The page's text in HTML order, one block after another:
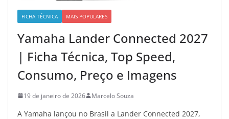
FICHA TÉCNICA MAIS POPULARES
Yamaha Lander Connected 2027
| Ficha Técnica, Top Speed,
Consumo, Preço e Imagens
19 de janeiro de 2026 Marcelo Souza
A Yamaha lançou no Brasil a Lander Connected 2027,